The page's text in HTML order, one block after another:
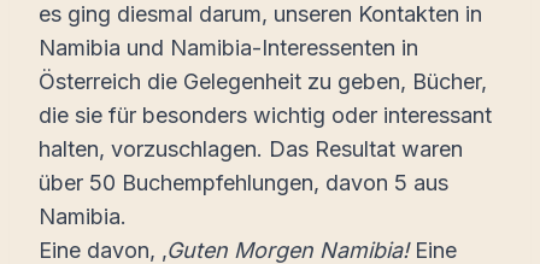
es ging diesmal darum, unseren Kontakten in
Namibia und Namibia-Interessenten in
Österreich die Gelegenheit zu geben, Bücher,
die sie für besonders wichtig oder interessant
halten, vorzuschlagen. Das Resultat waren
über 50 Buchempfehlungen, davon 5 aus
Namibia.
Eine davon, ‚Guten Morgen Namibia!Eine